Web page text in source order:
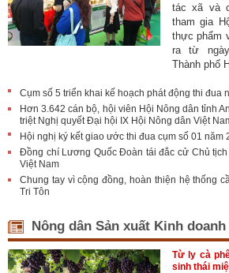
tác xã và
tham gia
thực phẩm
ra từ
Thành phố
Cụm số 5 triển khai kế hoạch phát động thi đua
Hơn 3.642 cán bộ, hội viên Hội Nông dân tỉnh
triệt Nghị quyết Đại hội IX Hội Nông dân Việt
Hội nghị ký kết giao ước thi đua cụm số 01 năm
Đồng chí Lương Quốc Đoàn tái đắc cử Chủ
Việt Nam
Chung tay vì cộng đồng, hoàn thiện hệ thống
Tri Tôn
Nông dân Sản xuất Kinh
Từ ly cà
sinh thái